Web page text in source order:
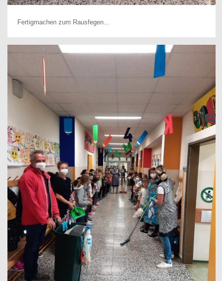
Fertigmachen zum Rausfegen...